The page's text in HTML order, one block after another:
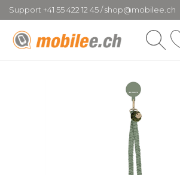
Support +41 55 422 12 45 / shop@mobilee.ch